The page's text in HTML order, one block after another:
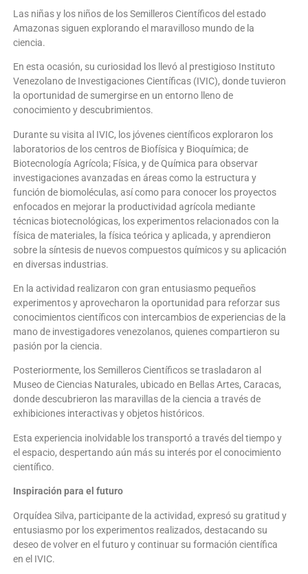
Las niñas y los niños de los Semilleros Científicos del estado
Amazonas siguen explorando el maravilloso mundo de la
ciencia.
En esta ocasión, su curiosidad los llevó al prestigioso Instituto
Venezolano de Investigaciones Científicas (IVIC), donde tuvieron
la oportunidad de sumergirse en un entorno lleno de
conocimiento y descubrimientos.
Durante su visita al IVIC, los jóvenes científicos exploraron los
laboratorios de los centros de Biofísica y Bioquímica; de
Biotecnología Agrícola; Física, y de Química para observar
investigaciones avanzadas en áreas como la estructura y
función de biomoléculas, así como para conocer los proyectos
enfocados en mejorar la productividad agrícola mediante
técnicas biotecnológicas, los experimentos relacionados con la
física de materiales, la física teórica y aplicada, y aprendieron
sobre la síntesis de nuevos compuestos químicos y su aplicación
en diversas industrias.
En la actividad realizaron con gran entusiasmo pequeños
experimentos y aprovecharon la oportunidad para reforzar sus
conocimientos científicos con intercambios de experiencias de la
mano de investigadores venezolanos, quienes compartieron su
pasión por la ciencia.
Posteriormente, los Semilleros Científicos se trasladaron al
Museo de Ciencias Naturales, ubicado en Bellas Artes, Caracas,
donde descubrieron las maravillas de la ciencia a través de
exhibiciones interactivas y objetos históricos.
Esta experiencia inolvidable los transportó a través del tiempo y
el espacio, despertando aún más su interés por el conocimiento
científico.
Inspiración para el futuro
Orquídea Silva, participante de la actividad, expresó su gratitud y
entusiasmo por los experimentos realizados, destacando su
deseo de volver en el futuro y continuar su formación científica
en el IVIC.